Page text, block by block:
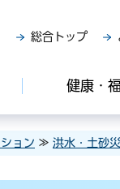
総合トップ
健康・
ョン ≫ 洪水・土砂